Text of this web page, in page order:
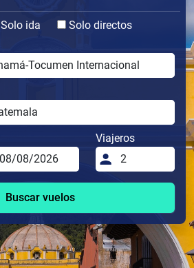
Solo ida
Solo directos
Viajeros
Buscar vuelos